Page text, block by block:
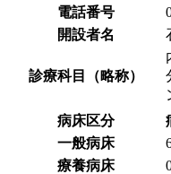
電話番号
開設者名
診療科目（略称）
病床区分
一般病床
療養病床